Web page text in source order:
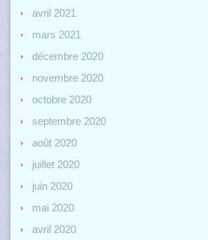
avril 2021
mars 2021
décembre 2020
novembre 2020
octobre 2020
septembre 2020
août 2020
juillet 2020
juin 2020
mai 2020
avril 2020